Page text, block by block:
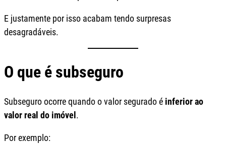
E justamente por isso acabam tendo surpresas
desagradáveis.
O que é subseguro
Subseguro ocorre quando o valor segurado é inferior ao
valor real do imóvel .
Por exemplo: